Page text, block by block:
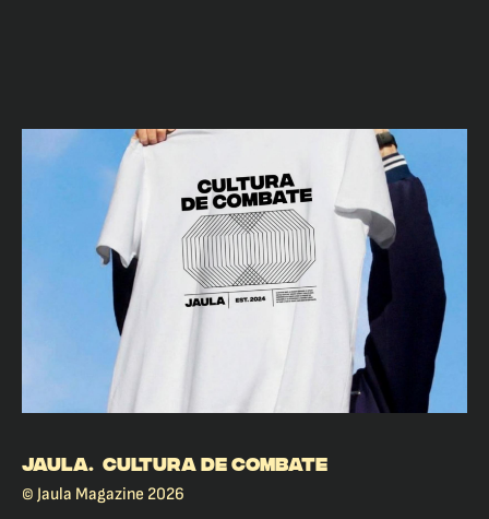
JAULA. CULTURA DE COMBATE
© Jaula Magazine 2026